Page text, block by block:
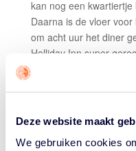
Deze website maakt
We gebruiken cookies
kan nog een
Daarna is de vloer
om acht uur het diner
Holliday Inn super
staat dan al klaar, we
Van Vliet gebruikt de
ik social media, zo kom
moment ben ik zeer